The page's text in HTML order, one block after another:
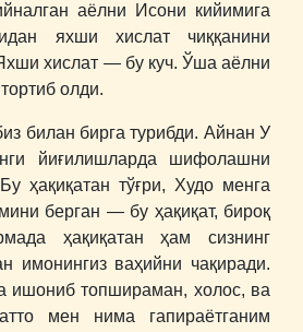
аёлни Исони кийимига
яхши хислат чиққанини
хислат ― бу куч. Ўша аёлни
олди.
билан бирга турибди. Айнан У
йиғилишларда шифолашни
ҳақиқатан тўғри, Худо менга
берган ― бу ҳақиқат, бироқ
ҳақиқатан ҳам сизнинг
имонингиз ваҳийни чақиради.
ишониб топшираман, холос, ва
мен нима гапираётганим